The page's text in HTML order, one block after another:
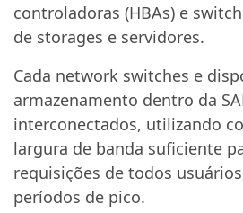
controladoras (HBAs) e
de storages e servidores.
Cada network switches e
armazenamento dentro da
interconectados, utilizando
largura de banda suficiente
requisições de todos
períodos de pico.